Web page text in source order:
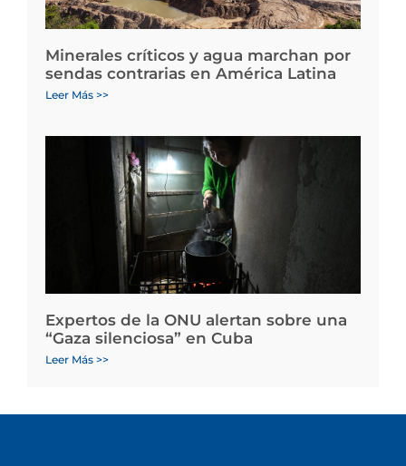
Minerales críticos y agua marchan por
sendas contrarias en América Latina
Leer Más >>
Expertos de la ONU alertan sobre una
“Gaza silenciosa” en Cuba
Leer Más >>